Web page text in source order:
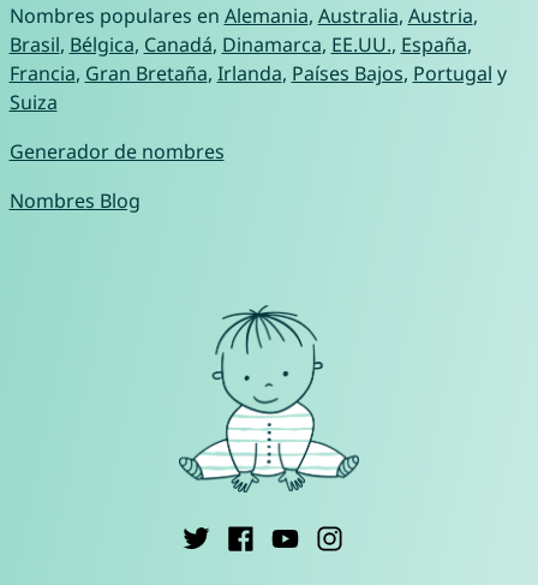
Nombres populares en Alemania, Australia, Austria,
Brasil, Bélgica, Canadá, Dinamarca, EE.UU., España,
Francia, Gran Bretaña, Irlanda, Países Bajos, Portugal y
Suiza
Generador de nombres
Nombres Blog